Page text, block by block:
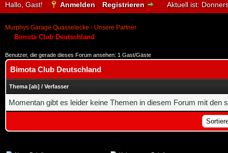
Aktuell ist:
Hallo, Gast! Anmelden Registrieren
Murphys Garage Quasselecke › Unsere Partner
Bimota Club Deutschland
Benutzer, die gerade dieses Forum ansehen: 1 Gast/Gäste
Bimota Club Deutschland
Thema [ab] / Verfasser
Momentan gibt es leider keine Themen in diesem Forum mit den